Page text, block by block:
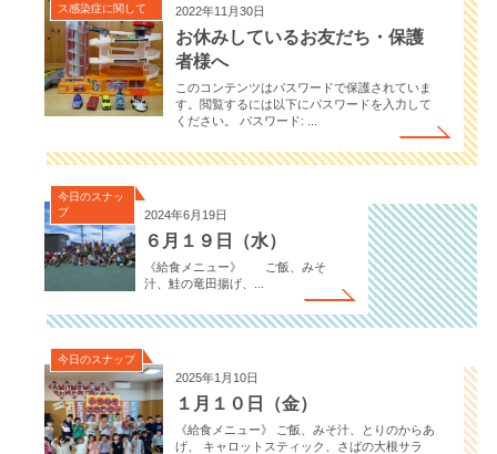
ス感染症に関して
2022年11月30日
お休みしているお友だち・保護
者様へ
このコンテンツはパスワードで保護されていま
す。閲覧するには以下にパスワードを入力して
ください。 パスワード: ...
今日のスナッ
プ
2024年6月19日
６月１９日（水）
《給食メニュー》 ご飯、みそ
汁、鮭の竜田揚げ、...
今日のスナップ
2025年1月10日
１月１０日（金）
《給食メニュー》 ご飯、みそ汁、とりのからあ
げ、 キャロットスティック、さばの大根サラ